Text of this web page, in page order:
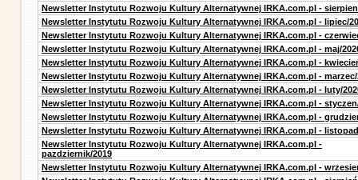
Newsletter Instytutu Rozwoju Kultury Alternatywnej IRKA.com.pl -
Newsletter Instytutu Rozwoju Kultury Alternatywnej IRKA.com.pl - lipiec/
Newsletter Instytutu Rozwoju Kultury Alternatywnej IRKA.com.pl -
Newsletter Instytutu Rozwoju Kultury Alternatywnej IRKA.com.pl - maj/
Newsletter Instytutu Rozwoju Kultury Alternatywnej IRKA.com.pl -
Newsletter Instytutu Rozwoju Kultury Alternatywnej IRKA.com.pl - marzec/
Newsletter Instytutu Rozwoju Kultury Alternatywnej IRKA.com.pl - luty/
Newsletter Instytutu Rozwoju Kultury Alternatywnej IRKA.com.pl -
Newsletter Instytutu Rozwoju Kultury Alternatywnej IRKA.com.pl -
Newsletter Instytutu Rozwoju Kultury Alternatywnej IRKA.com.pl -
Newsletter Instytutu Rozwoju Kultury Alternatywnej IRKA.com.pl -
pazdziernik/2019
Newsletter Instytutu Rozwoju Kultury Alternatywnej IRKA.com.pl -